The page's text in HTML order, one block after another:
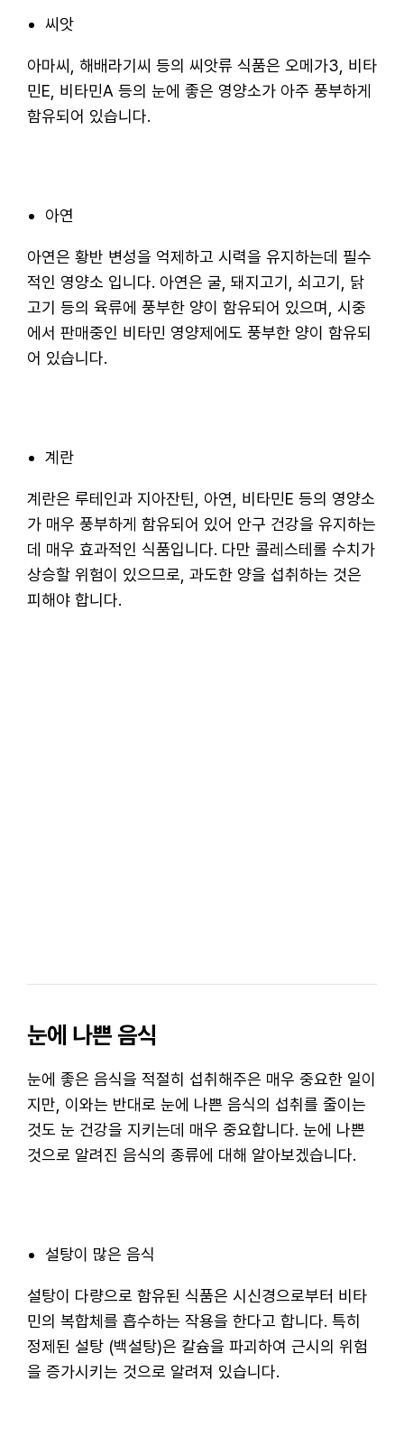
씨앗
아마씨, 해배라기씨 등의 씨앗류 식품은 오메가3, 비타
민E, 비타민A 등의 눈에 좋은 영양소가 아주 풍부하게
함유되어 있습니다.
아연
아연은 황반 변성을 억제하고 시력을 유지하는데 필수
적인 영양소 입니다. 아연은 굴, 돼지고기, 쇠고기, 닭
고기 등의 육류에 풍부한 양이 함유되어 있으며, 시중
에서 판매중인 비타민 영양제에도 풍부한 양이 함유되
어 있습니다.
계란
계란은 루테인과 지아잔틴, 아연, 비타민E 등의 영양소
가 매우 풍부하게 함유되어 있어 안구 건강을 유지하는
데 매우 효과적인 식품입니다. 다만 콜레스테롤 수치가
상승할 위험이 있으므로, 과도한 양을 섭취하는 것은
피해야 합니다.
눈에 나쁜 음식
눈에 좋은 음식을 적절히 섭취해주은 매우 중요한 일이
지만, 이와는 반대로 눈에 나쁜 음식의 섭취를 줄이는
것도 눈 건강을 지키는데 매우 중요합니다. 눈에 나쁜
것으로 알려진 음식의 종류에 대해 알아보겠습니다.
설탕이 많은 음식
설탕이 다량으로 함유된 식품은 시신경으로부터 비타
민의 복합체를 흡수하는 작용을 한다고 합니다. 특히
정제된 설탕 (백설탕)은 칼슘을 파괴하여 근시의 위험
을 증가시키는 것으로 알려져 있습니다.